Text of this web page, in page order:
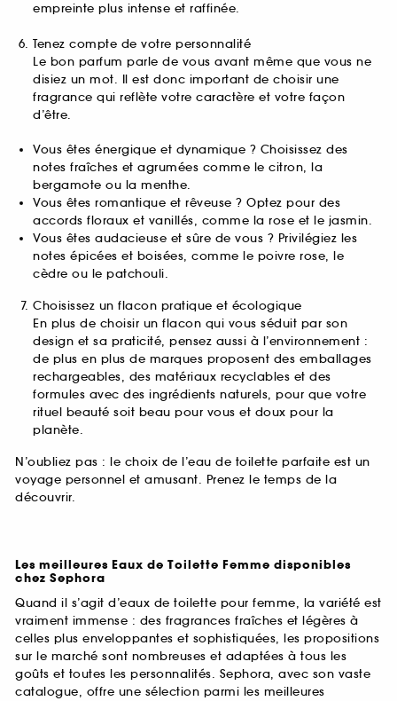
empreinte plus intense et raffinée.
Tenez compte de votre personnalité
Le bon parfum parle de vous avant même que vous ne
disiez un mot. Il est donc important de choisir une
fragrance qui reflète votre caractère et votre façon
d’être.
Vous êtes énergique et dynamique ? Choisissez des
notes fraîches et agrumées comme le citron, la
bergamote ou la menthe.
Vous êtes romantique et rêveuse ? Optez pour des
accords floraux et vanillés, comme la rose et le jasmin.
Vous êtes audacieuse et sûre de vous ? Privilégiez les
notes épicées et boisées, comme le poivre rose, le
cèdre ou le patchouli.
Choisissez un flacon pratique et écologique
En plus de choisir un flacon qui vous séduit par son
design et sa praticité, pensez aussi à l’environnement :
de plus en plus de marques proposent des emballages
rechargeables, des matériaux recyclables et des
formules avec des ingrédients naturels, pour que votre
rituel beauté soit beau pour vous et doux pour la
planète.
N’oubliez pas : le choix de l’eau de toilette parfaite est un
voyage personnel et amusant. Prenez le temps de la
découvrir.
Les meilleures Eaux de Toilette Femme disponibles
chez Sephora
Quand il s’agit d’eaux de toilette pour femme, la variété est
vraiment immense : des fragrances fraîches et légères à
celles plus enveloppantes et sophistiquées, les propositions
sur le marché sont nombreuses et adaptées à tous les
goûts et toutes les personnalités. Sephora, avec son vaste
catalogue, offre une sélection parmi les meilleures